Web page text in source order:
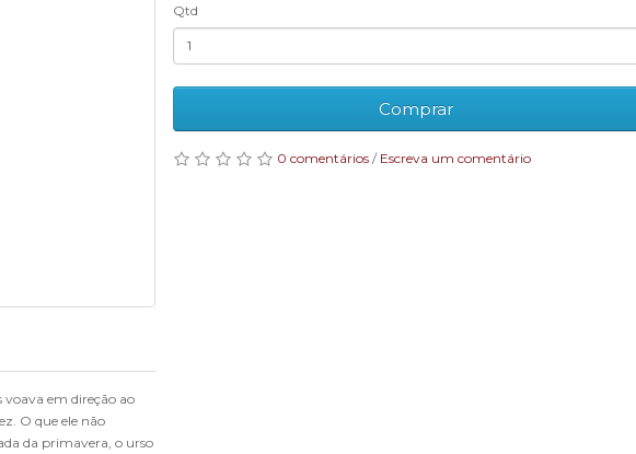
em direção ao
O que ele não
da primavera, o urso
Qtd
Comprar
0 comentários / Escreva um comentário